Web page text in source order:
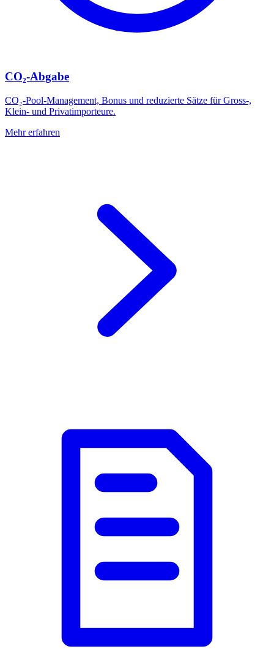
CO₂-Abgabe
CO₂-Pool-Management, Bonus und reduzierte Sätze für Gross-,
Klein- und Privatimporteure.
Mehr erfahren